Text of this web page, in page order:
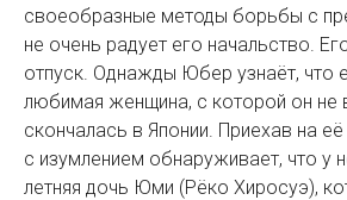
своеобразные методы борьбы с
не очень радует его начальство.
отпуск. Однажды Юбер узнаёт, что
любимая женщина, с которой он не
скончалась в Японии. Приехав на
с изумлением обнаруживает, что у
летняя дочь Юми (Рёко Хиросуэ),